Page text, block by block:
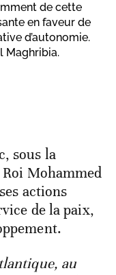
de cette
en faveur de
d’autonomie.
Maghribia.
sous la
Mohammed
actions
de la paix,
au